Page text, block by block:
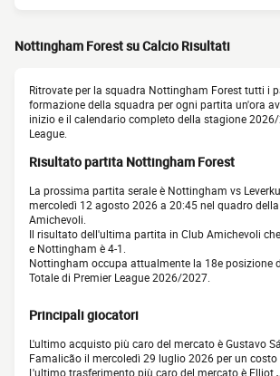
Nottingham Forest su Calcio Risultati
Ritrovate per la squadra Nottingham Forest tutti i
formazione della squadra per ogni partita un'ora
inizio e il calendario completo della stagione
League.
Risultato partita Nottingham Forest
La prossima partita serale è Nottingham vs
mercoledì 12 agosto 2026 a 20:45 nel quadro
Amichevoli.
Il risultato dell'ultima partita in Club Amichevoli
e Nottingham è 4-1.
Nottingham occupa attualmente la 18e posizione
Totale di Premier League 2026/2027.
Principali giocatori
L'ultimo acquisto più caro del mercato è Gustavo
Famalicão il mercoledì 29 luglio 2026 per un costo
L'ultimo trasferimento più caro del mercato è Elliot